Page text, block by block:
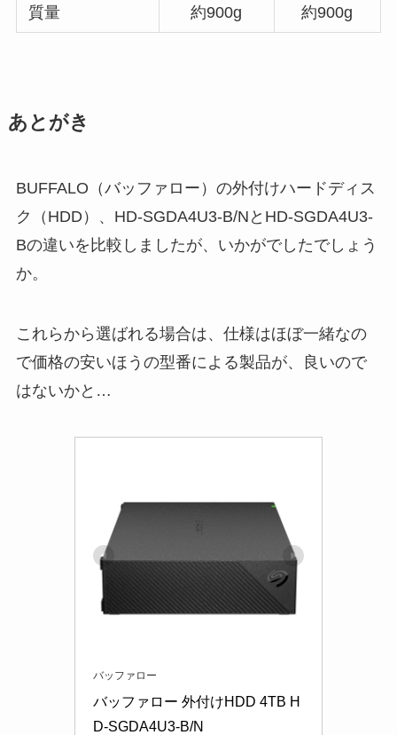
質量 約900g 約900g
あとがき
BUFFALO（バッファロー）の外付けハードディス
ク（HDD）、HD-SGDA4U3-B/NとHD-SGDA4U3-
Bの違いを比較しましたが、いかがでしたでしょう
か。
これらから選ばれる場合は、仕様はほぼ一緒なの
で価格の安いほうの型番による製品が、良いので
はないかと…
バッファロー
バッファロー 外付けHDD 4TB H
D-SGDA4U3-B/N